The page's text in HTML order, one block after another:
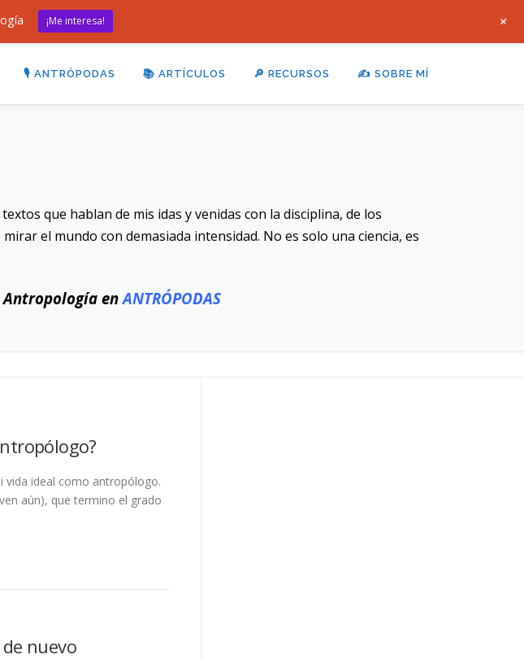
🎙 ANTRÓPODAS 📚 ARTÍCULOS 🔎 RECURSOS ✍ SOBRE MÍ
que hablan de mis idas y venidas con la disciplina, de los
el mundo con demasiada intensidad. No es solo una ciencia, es
Antropología enANTRÓPODAS
vida ideal como antropólogo.
aún), que termino el grado
nuevo
¡Me interesa! +